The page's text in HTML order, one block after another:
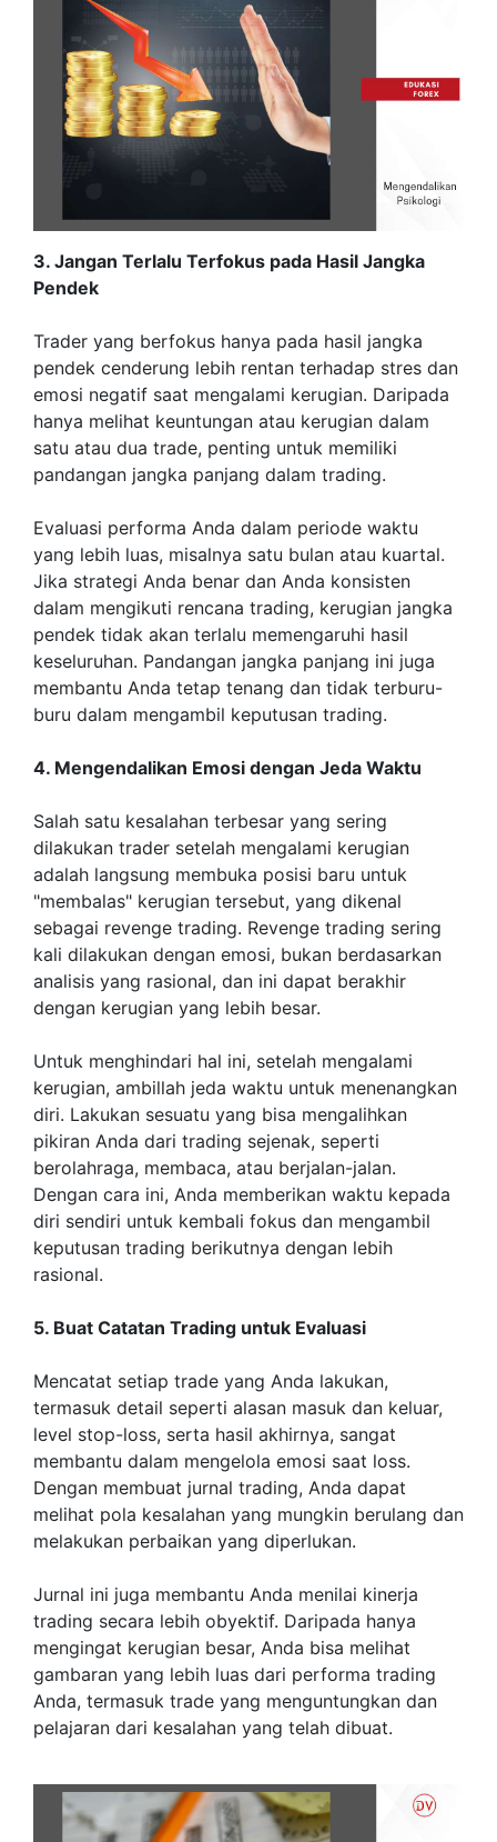
3. Jangan Terlalu Terfokus pada Hasil Jangka
Pendek
Trader yang berfokus hanya pada hasil jangka
pendek cenderung lebih rentan terhadap stres dan
emosi negatif saat mengalami kerugian. Daripada
hanya melihat keuntungan atau kerugian dalam
satu atau dua trade, penting untuk memiliki
pandangan jangka panjang dalam trading.
Evaluasi performa Anda dalam periode waktu
yang lebih luas, misalnya satu bulan atau kuartal.
Jika strategi Anda benar dan Anda konsisten
dalam mengikuti rencana trading, kerugian jangka
pendek tidak akan terlalu memengaruhi hasil
keseluruhan. Pandangan jangka panjang ini juga
membantu Anda tetap tenang dan tidak terburu-
buru dalam mengambil keputusan trading.
4. Mengendalikan Emosi dengan Jeda Waktu
Salah satu kesalahan terbesar yang sering
dilakukan trader setelah mengalami kerugian
adalah langsung membuka posisi baru untuk
"membalas" kerugian tersebut, yang dikenal
sebagai revenge trading. Revenge trading sering
kali dilakukan dengan emosi, bukan berdasarkan
analisis yang rasional, dan ini dapat berakhir
dengan kerugian yang lebih besar.
Untuk menghindari hal ini, setelah mengalami
kerugian, ambillah jeda waktu untuk menenangkan
diri. Lakukan sesuatu yang bisa mengalihkan
pikiran Anda dari trading sejenak, seperti
berolahraga, membaca, atau berjalan-jalan.
Dengan cara ini, Anda memberikan waktu kepada
diri sendiri untuk kembali fokus dan mengambil
keputusan trading berikutnya dengan lebih
rasional.
5. Buat Catatan Trading untuk Evaluasi
Mencatat setiap trade yang Anda lakukan,
termasuk detail seperti alasan masuk dan keluar,
level stop-loss, serta hasil akhirnya, sangat
membantu dalam mengelola emosi saat loss.
Dengan membuat jurnal trading, Anda dapat
melihat pola kesalahan yang mungkin berulang dan
melakukan perbaikan yang diperlukan.
Jurnal ini juga membantu Anda menilai kinerja
trading secara lebih obyektif. Daripada hanya
mengingat kerugian besar, Anda bisa melihat
gambaran yang lebih luas dari performa trading
Anda, termasuk trade yang menguntungkan dan
pelajaran dari kesalahan yang telah dibuat.